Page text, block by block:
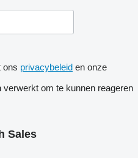
ons privacybeleid en onze
om te kunnen reageren
Sales